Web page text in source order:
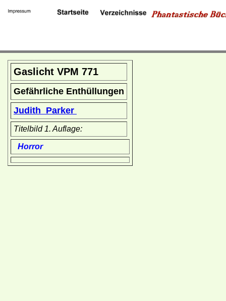
Gaslicht VPM 771
Gefährliche Enthüllungen
Judith Parker
Titelbild 1. Auflage:
Horror